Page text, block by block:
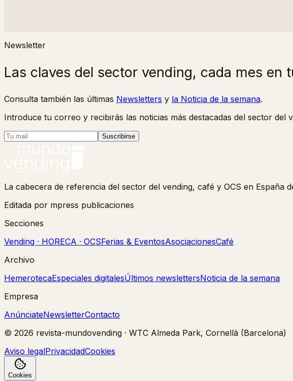
Newsletter
Las claves del sector vending, cada mes en
Consulta también las últimas Newsletters y la Noticia de la semana.
Introduce tu correo y recibirás las noticias más destacadas del sector del
Suscribirse
La cabecera de referencia del sector del vending, café y OCS en España
Editada por mpress publicaciones
Secciones
Vending · HORECA · OCSFerias & EventosAsociacionesCafé
Archivo
HemerotecaEspeciales digitalesÚltimos newslettersNoticia de la semana
Empresa
AnúnciateNewsletterContacto
© 2026 revista-mundovending · WTC Almeda Park, Cornellà (Barcelona)
Aviso legalPrivacidadCookies
Cookies